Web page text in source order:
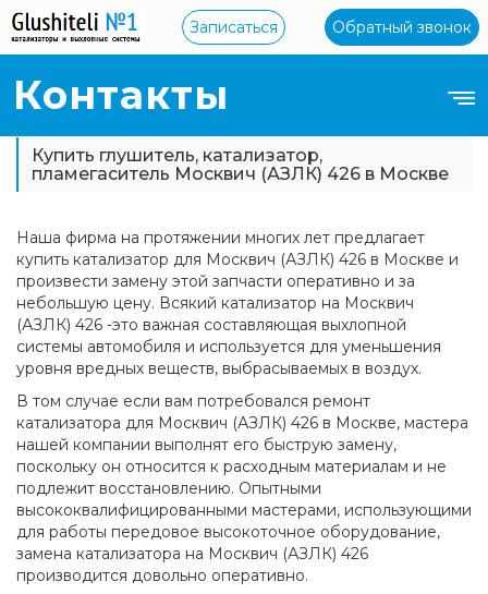
Записаться Обратный звонок
Контакты
Купить глушитель, катализатор,
пламегаситель Москвич (АЗЛК) 426 в Москве
Наша фирма на протяжении многих лет предлагает
купить катализатор для Москвич (АЗЛК) 426 в Москве и
произвести замену этой запчасти оперативно и за
небольшую цену. Всякий катализатор на Москвич
(АЗЛК) 426 -это важная составляющая выхлопной
системы автомобиля и используется для уменьшения
уровня вредных веществ, выбрасываемых в воздух.
В том случае если вам потребовался ремонт
катализатора для Москвич (АЗЛК) 426 в Москве, мастера
нашей компании выполнят его быструю замену,
поскольку он относится к расходным материалам и не
подлежит восстановлению. Опытными
высококвалифицированными мастерами, использующими
для работы передовое высокоточное оборудование,
замена катализатора на Москвич (АЗЛК) 426
производится довольно оперативно.